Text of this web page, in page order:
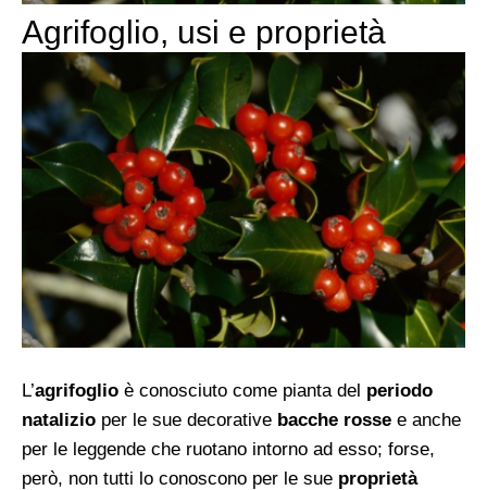
Agrifoglio, usi e proprietà
L’agrifoglio è conosciuto come pianta del periodo
natalizio per le sue decorative bacche rosse e anche
per le leggende che ruotano intorno ad esso; forse,
però, non tutti lo conoscono per le sue proprietà